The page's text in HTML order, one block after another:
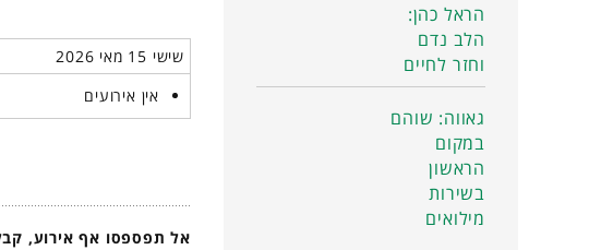
שישי 15 מאי 2026
אין אירועים
אל תפספסו אף אירוע,
הראל כהן:
הלב נדם
וחזר לחיים
גאווה: שוהם
במקום
הראשון
בשירות
מילואים